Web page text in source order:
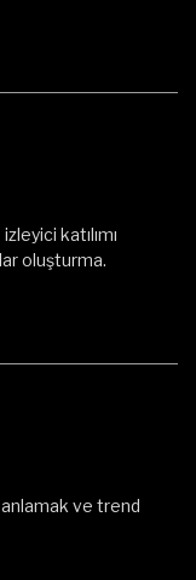
katılımı
oluşturma.
anlamak ve trend